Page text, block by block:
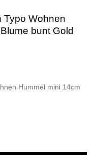
Typo Wohnen
bunt Gold
Hummel mini 14cm